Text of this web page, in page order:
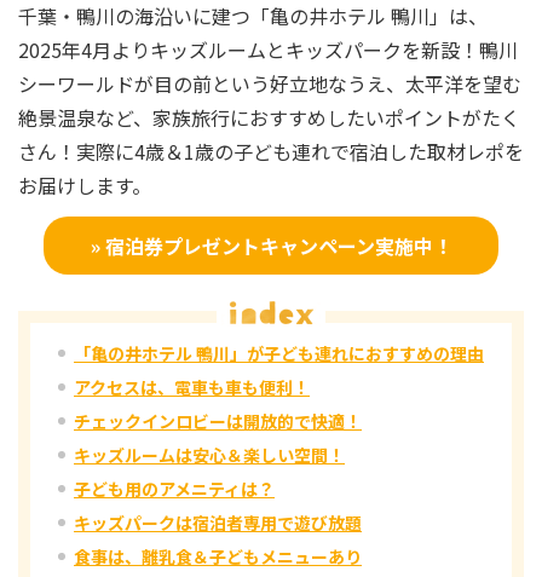
千葉・鴨川の海沿いに建つ「亀の井ホテル 鴨川」は、
2025年4月よりキッズルームとキッズパークを新設！鴨川
シーワールドが目の前という好立地なうえ、太平洋を望む
絶景温泉など、家族旅行におすすめしたいポイントがたく
さん！実際に4歳＆1歳の子ども連れで宿泊した取材レポを
お届けします。
» 宿泊券プレゼントキャンペーン実施中！
「亀の井ホテル 鴨川」が子ども連れにおすすめの理由
アクセスは、電車も車も便利！
チェックインロビーは開放的で快適！
キッズルームは安心＆楽しい空間！
子ども用のアメニティは？
キッズパークは宿泊者専用で遊び放題
食事は、離乳食＆子どもメニューあり